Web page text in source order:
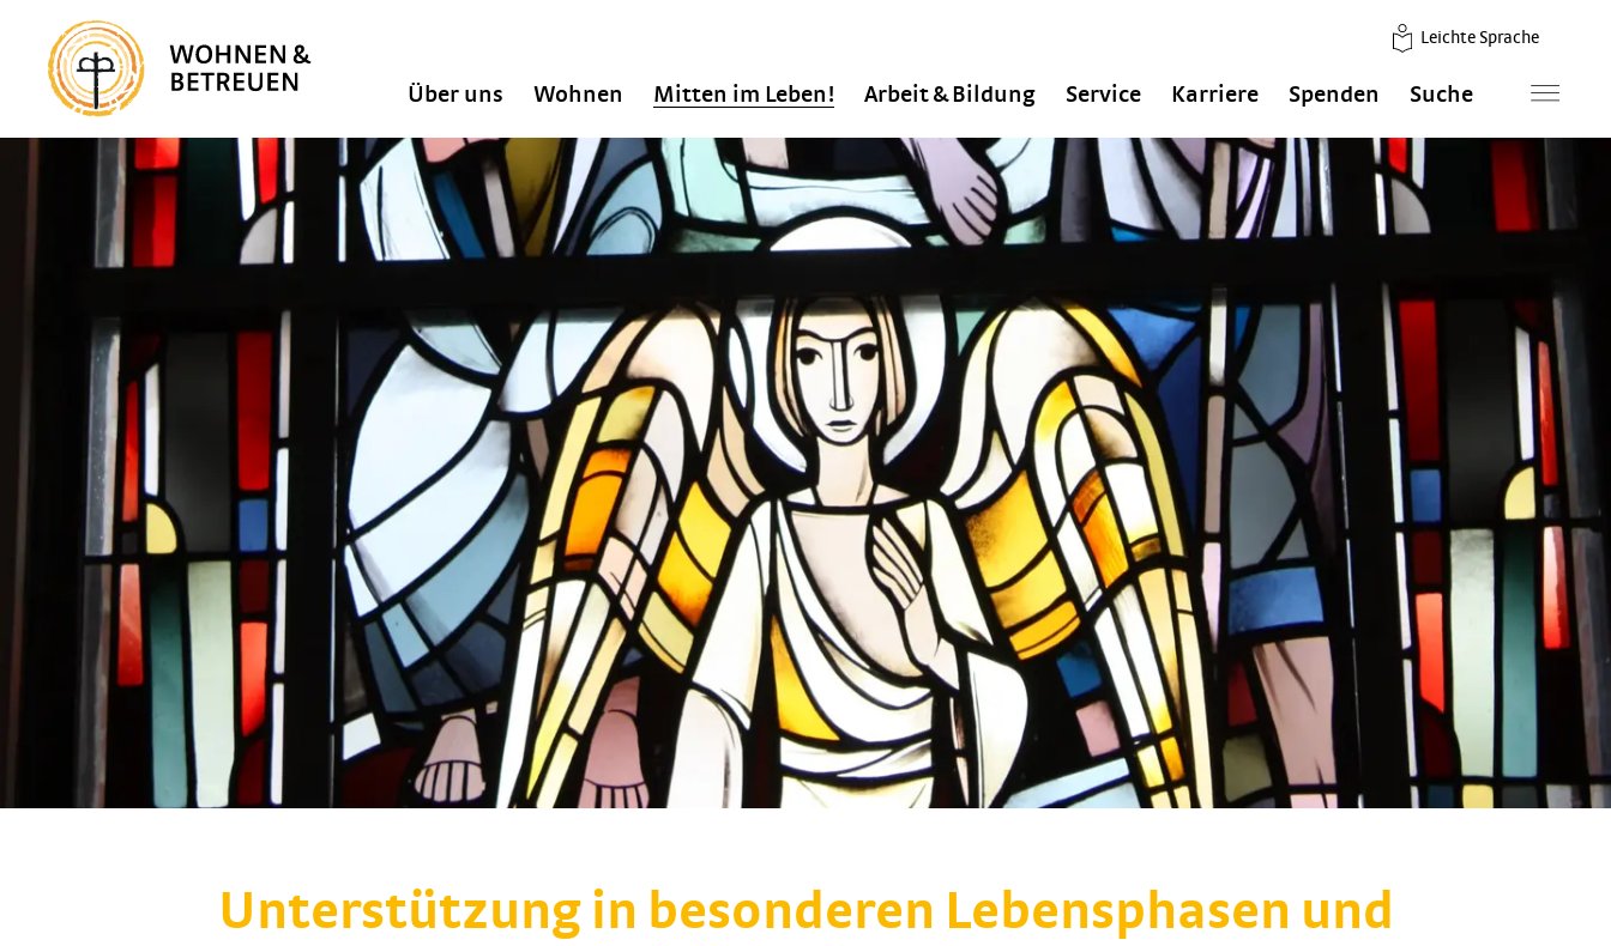
Leichte Sprache
Über uns Wohnen Mitten im Leben! Arbeit & Bildung Service Karriere Spenden Suche
Unterstützung in besonderen Lebensphasen und